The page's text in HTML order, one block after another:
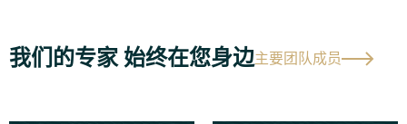
我们的专家 始终在您身边主要团队成员